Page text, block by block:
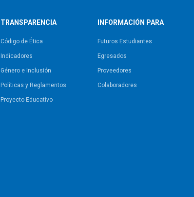
TRANSPARENCIA
Código de Ética
Indicadores
Género e Inclusión
Políticas y Reglamentos​
Proyecto Educativo
INFORMACIÓN PARA
Futuros Estudiantes
Egresados
Proveedores
Colaboradores